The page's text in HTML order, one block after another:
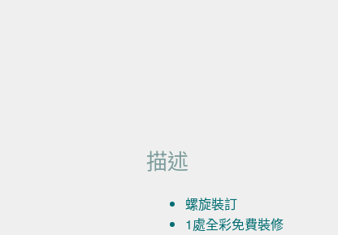
描述
螺旋裝訂
1處全彩免費裝修